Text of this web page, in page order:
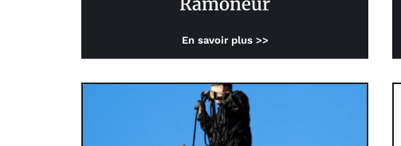
En savoir plus >>